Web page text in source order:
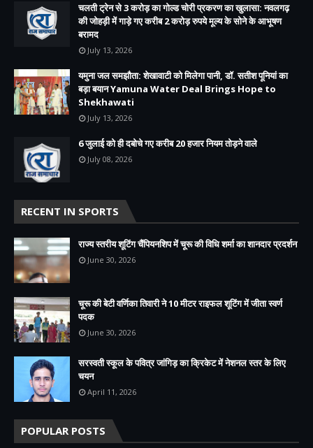
चलती ट्रेन से 3 करोड़ का गोल्ड चोरी प्रकरण का खुलासा: नवलगढ़
की जोहड़ी में गाड़े गए करीब 2 करोड़ रुपये मूल्य के सोने के आभूषण
बरामद
July 13, 2026
यमुना जल समझौता: शेखावाटी को मिलेगा पानी, डॉ. सतीश पूनियां का
बड़ा बयान Yamuna Water Deal Brings Hope to
Shekhawati
July 13, 2026
6 जुलाई को ही दबोचे गए करीब 20 हजार नियम तोड़ने वाले
July 08, 2026
RECENT IN SPORTS
राज्य स्तरीय शूटिंग चैंपियनशिप में चूरू की विधि शर्मा का शानदार प्रदर्शन
June 30, 2026
चूरू की बेटी वर्णिका तिवारी ने 10 मीटर राइफल शूटिंग में जीता स्वर्ण
पदक
June 30, 2026
सरस्वती स्कूल के पवित्र जांगिड़ का क्रिकेट में नेशनल स्तर के लिए
चयन
April 11, 2026
POPULAR POSTS